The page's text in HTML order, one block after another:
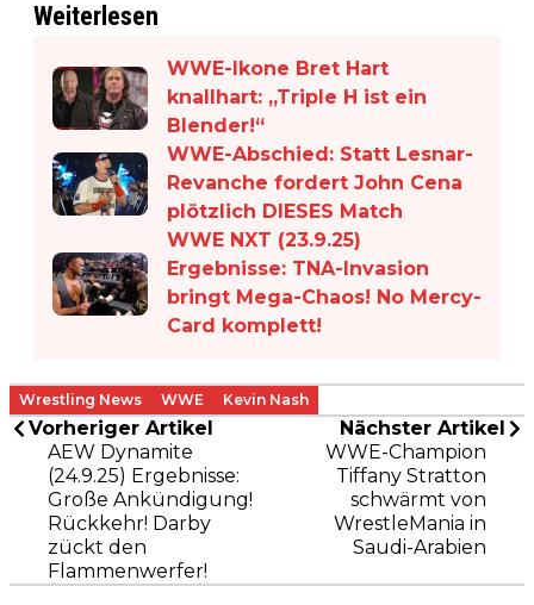
Weiterlesen
WWE-Ikone Bret Hart
knallhart: „Triple H ist ein
Blender!“
WWE-Abschied: Statt Lesnar-
Revanche fordert John Cena
plötzlich DIESES Match
WWE NXT (23.9.25)
Ergebnisse: TNA-Invasion
bringt Mega-Chaos! No Mercy-
Card komplett!
Wrestling News WWE Kevin Nash
Vorheriger Artikel
AEW Dynamite
(24.9.25) Ergebnisse:
Große Ankündigung!
Rückkehr! Darby
zückt den
Flammenwerfer!
Nächster Artikel
WWE-Champion
Tiffany Stratton
schwärmt von
WrestleMania in
Saudi-Arabien